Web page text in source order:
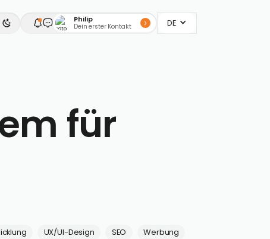
Philip
Dein erster Kontakt DE
für
UX/UI-Design SEO Werbung